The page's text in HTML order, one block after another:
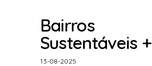
Bairros
Sustentáveis +
13-08-2025